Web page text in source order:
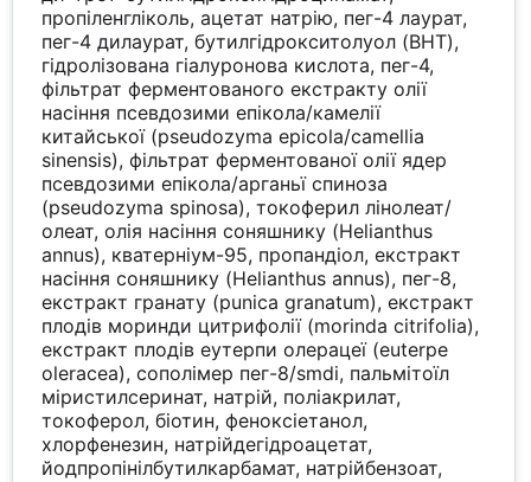
пропіленгліколь, ацетат натрію, пег-4 лаурат,
пег-4 дилаурат, бутилгідрокситолуол (BHT),
гідролізована гіалуронова кислота, пег-4,
фільтрат ферментованого екстракту олії
насіння псевдозими епікола/камелії
китайської (pseudozyma epicola/camellia
sinensis), фільтрат ферментованої олії ядер
псевдозими епікола/арганьї спиноза
(pseudozyma spinosa), токоферил лінолеат/
олеат, олія насіння соняшнику (Helianthus
annus), кватерніум-95, пропандіол, екстракт
насіння соняшнику (Helianthus annus), пег-8,
екстракт гранату (punica granatum), екстракт
плодів моринди цитрифолії (morinda citrifolia),
екстракт плодів еутерпи олерацеї (euterpe
oleracea), сополімер пег-8/smdi, пальмітоїл
міристилсеринат, натрій, поліакрилат,
токоферол, біотин, феноксіетанол,
хлорфенезин, натрійдегідроацетат,
йодпропінілбутилкарбамат, натрійбензоат,